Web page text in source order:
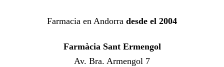
Farmacia en Andorra desde el 2004
Farmàcia Sant Ermengol
Av. Bra. Armengol 7